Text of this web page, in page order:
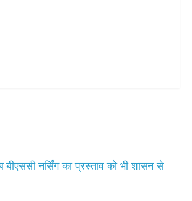
नर्सिंग का प्रस्ताव को भी शासन से